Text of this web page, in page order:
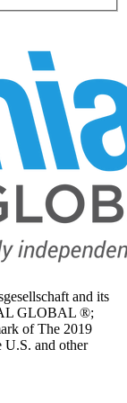
and its
GLOBAL ®;
of The 2019
and other